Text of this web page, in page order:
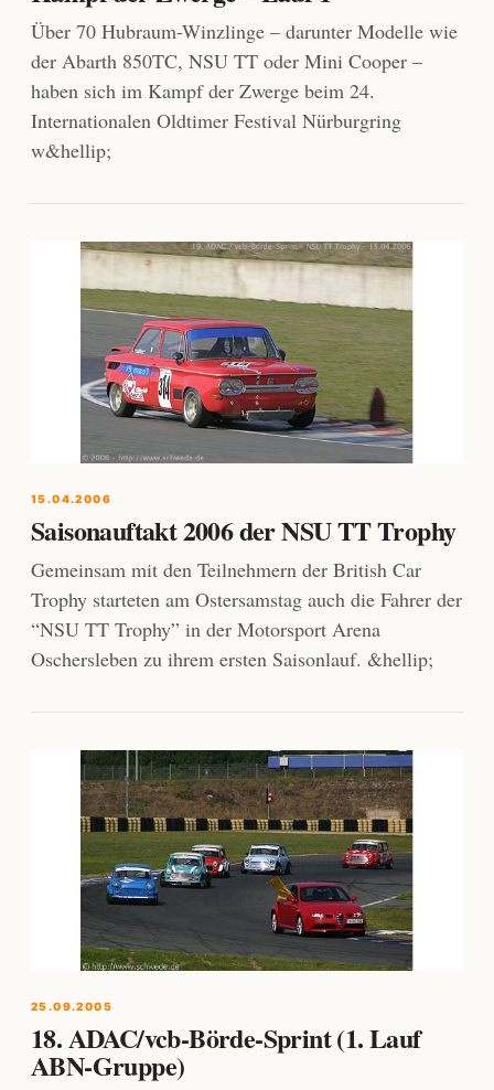
Über 70 Hubraum-Winzlinge – darunter Modelle wie
der Abarth 850TC, NSU TT oder Mini Cooper –
haben sich im Kampf der Zwerge beim 24.
Internationalen Oldtimer Festival Nürburgring
w&hellip;
15.04.2006
Saisonauftakt 2006 der NSU TT Trophy
Gemeinsam mit den Teilnehmern der British Car
Trophy starteten am Ostersamstag auch die Fahrer der
“NSU TT Trophy” in der Motorsport Arena
Oschersleben zu ihrem ersten Saisonlauf. &hellip;
25.09.2005
18. ADAC/vcb-Börde-Sprint (1. Lauf
ABN-Gruppe)